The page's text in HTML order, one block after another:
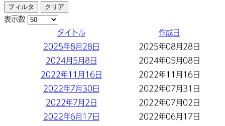
フィルタ クリア
表示数
タイトル
作成日
2025年8月28日
2025年08月28日
2024月5月8日
2024年05月08日
2022年11月16日
2022年11月16日
2022年7月30日
2022年07月31日
2022年7月2日
2022年07月02日
2022年6月17日
2022年06月17日